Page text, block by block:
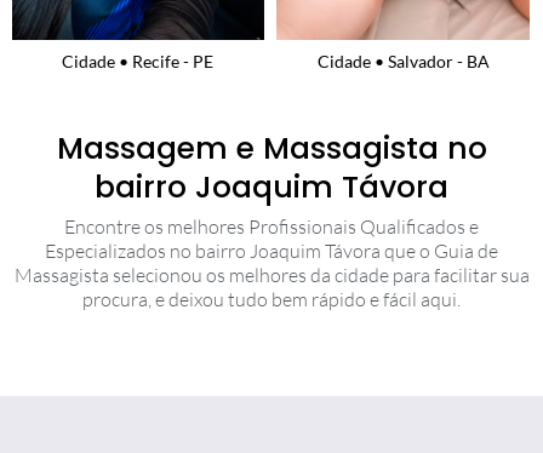
Cidade • Recife - PE Cidade • Salvador - BA
Massagem e Massagista no
bairro Joaquim Távora
Encontre os melhores Profissionais Qualificados e
Especializados no bairro Joaquim Távora que o Guia de
Massagista selecionou os melhores da cidade para facilitar sua
procura, e deixou tudo bem rápido e fácil aqui.